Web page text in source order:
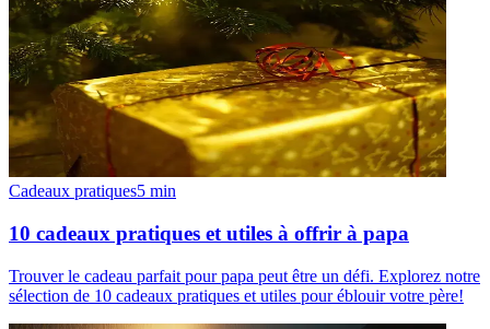
Cadeaux pratiques5 min
10 cadeaux pratiques et utiles à offrir à papa
Trouver le cadeau parfait pour papa peut être un défi. Explorez notre
sélection de 10 cadeaux pratiques et utiles pour éblouir votre père!